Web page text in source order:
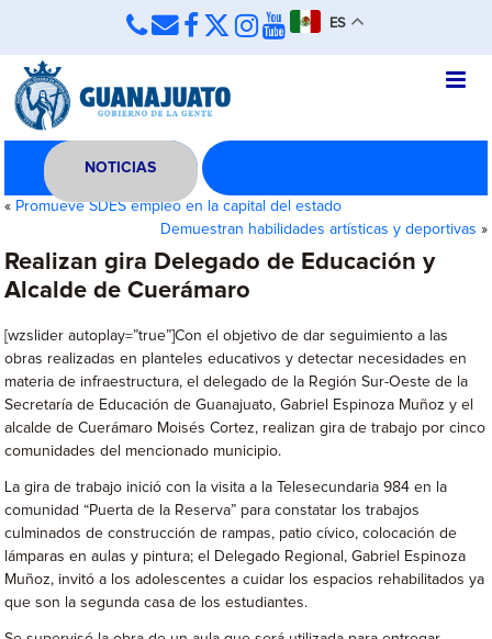
ES
NOTICIAS
« Promueve SDES empleo en la capital del estado
Demuestran habilidades artísticas y deportivas »
Realizan gira Delegado de Educación y
Alcalde de Cuerámaro
[wzslider autoplay=”true”]Con el objetivo de dar seguimiento a las
obras realizadas en planteles educativos y detectar necesidades en
materia de infraestructura, el delegado de la Región Sur-Oeste de la
Secretaría de Educación de Guanajuato, Gabriel Espinoza Muñoz y el
alcalde de Cuerámaro Moisés Cortez, realizan gira de trabajo por cinco
comunidades del mencionado municipio.
La gira de trabajo inició con la visita a la Telesecundaria 984 en la
comunidad “Puerta de la Reserva” para constatar los trabajos
culminados de construcción de rampas, patio cívico, colocación de
lámparas en aulas y pintura; el Delegado Regional, Gabriel Espinoza
Muñoz, invitó a los adolescentes a cuidar los espacios rehabilitados ya
que son la segunda casa de los estudiantes.